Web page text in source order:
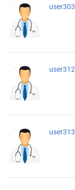
user303
user312
user313